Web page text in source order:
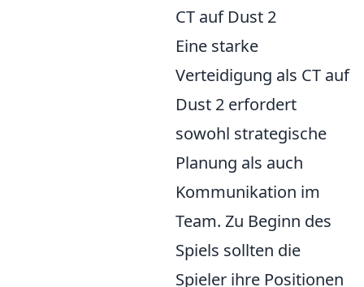
CT auf Dust 2
Eine starke
Verteidigung als CT auf
Dust 2 erfordert
sowohl strategische
Planung als auch
Kommunikation im
Team. Zu Beginn des
Spiels sollten die
Spieler ihre Positionen